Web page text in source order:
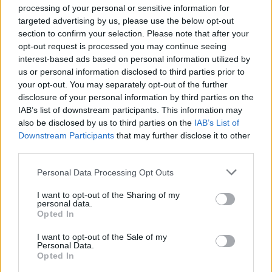
processing of your personal or sensitive information for
targeted advertising by us, please use the below opt-out
section to confirm your selection. Please note that after your
opt-out request is processed you may continue seeing
interest-based ads based on personal information utilized by
us or personal information disclosed to third parties prior to
your opt-out. You may separately opt-out of the further
disclosure of your personal information by third parties on the
IAB’s list of downstream participants. This information may
also be disclosed by us to third parties on the IAB’s List of
Downstream Participants that may further disclose it to other
Personal Data Processing Opt Outs
I want to opt-out of the Sharing of my
personal data.
Opted In
I want to opt-out of the Sale of my
Personal Data.
Opted In
00:04:00
Kuprines pasvėrę specialistai įspėja apie pavojingą
įprotį: tą daro daugiau nei pusė pradinukų
Žinios | Lietuvos diena
Visi įrašai
Žiūrimiausi įrašai
00:00:30
Vaizdai iš tragiškos avarijos Vilniaus r.: dviejų moterų ir
Žinios | Lietuvos diena